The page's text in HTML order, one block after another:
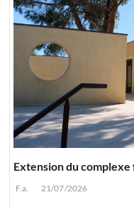
Extension du
F.a. 21/07/2026